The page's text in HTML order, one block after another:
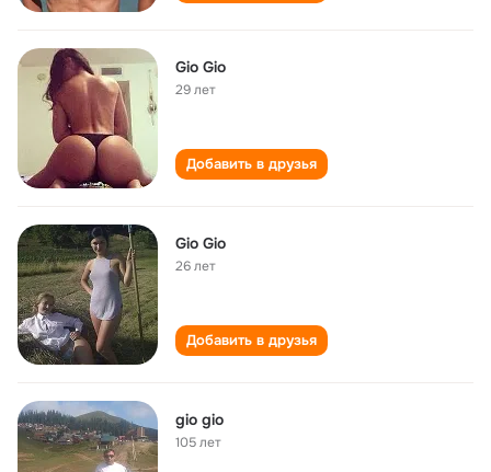
Gio Gio
29 лет
Добавить в друзья
Gio Gio
26 лет
Добавить в друзья
gio gio
105 лет